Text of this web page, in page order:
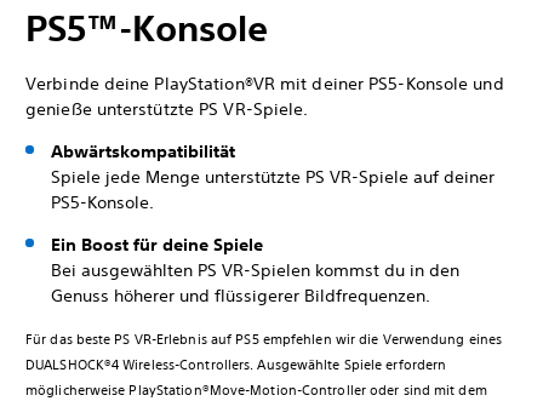
PS5™-Konsole
Verbinde deine PlayStation®VR mit deiner PS5-Konsole und
genieße unterstützte PS VR-Spiele.
Abwärtskompatibilität
Spiele jede Menge unterstützte PS VR-Spiele auf deiner
PS5-Konsole.
Ein Boost für deine Spiele
Bei ausgewählten PS VR-Spielen kommst du in den
Genuss höherer und flüssigerer Bildfrequenzen.
Für das beste PS VR-Erlebnis auf PS5 empfehlen wir die Verwendung eines
DUALSHOCK®4 Wireless-Controllers. Ausgewählte Spiele erfordern
möglicherweise PlayStation®Move-Motion-Controller oder sind mit dem